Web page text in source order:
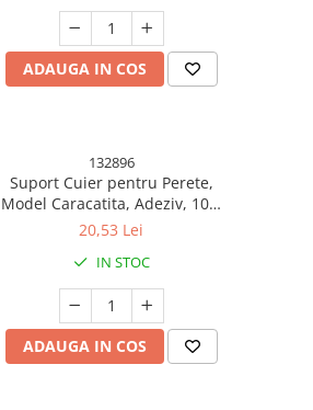
ADAUGA IN COS
132896
Suport Cuier pentru Perete,
Model Caracatita, Adeziv, 10 x
8.5 cm, 6 Brate, Alb
20,53 Lei
IN STOC
ADAUGA IN COS